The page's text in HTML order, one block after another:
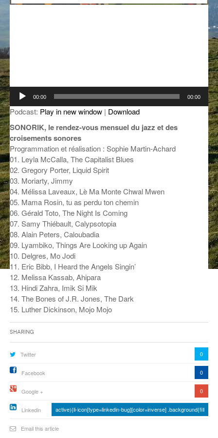
LA SOUTERRAINE
MUSIQUE DES ANTIPODES
NOS ANCIENS
SONORIK
THEME FORCE
ZIRCONIUM
ANCIENNES ÉMISSIONS
Lecteur
audio
00:00 00:00
Podcast: Play in new window | Download
SONORIK, le rendez-vous mensuel du jazz et des
croisements sonores
Programmation et réalisation : Sophie Martin-Achard
01. Leyla McCalla, The Capitalist Blues
02. Gregory Porter, Liquid Spirit
03. Moriarty, Jimmy
04. Mélissa Laveaux, Lè Ma Monte Chwal Mwen
05. Mama Rosin, tu as perdu ton chemin
06. Gérald Toto, The Night Is Coming
07. Samy Thiébault, Calypsotopia
08. Alain Peters, Caloubadia
09. Lyambiko, Things Are Looking up Again
10. Delgres, Mo Jodi
11. Eric Bibb, I Heard the Angels Singin’
12. Melissa Kassab, Ahipara
13. Hindi Zahra, Imik Si Mik
14. The Bones of J.R. Jones, The Dark
15. Luther Dickinson, Mojo Mojo
Sharing
Twitter 0
Facebook 0
Google + 0
Linkedin active){li-icon[type=linkedin-bug][color=inverse] .background{fill
Email this article